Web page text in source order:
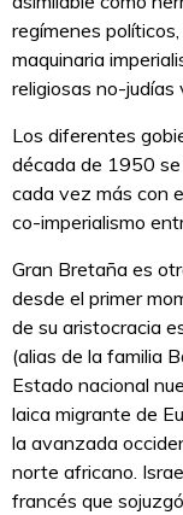
regímenes
maquinaria
religiosas no-judías
Los diferentes
década de 1950
cada vez más con
co-imperialismo
Gran Bretaña es
desde el primer
de su aristocracia
(alias de la familia
Estado nacional
laica migrante de
la avanzada
norte africano.
francés que